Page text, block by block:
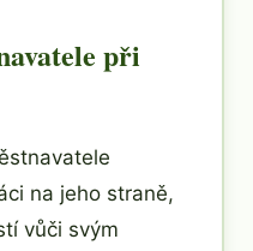
při
na jeho straně,
vůči svým